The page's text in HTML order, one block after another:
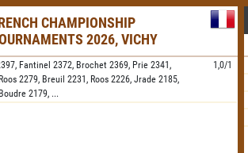
CHAMPIONSHIP
2026, VICHY
Fantinel 2372, Brochet 2369, Prie 2341,
Roos 2279, Breuil 2231, Roos 2226,Jrade 2185,
Boudre 2179, ...
1,0/1